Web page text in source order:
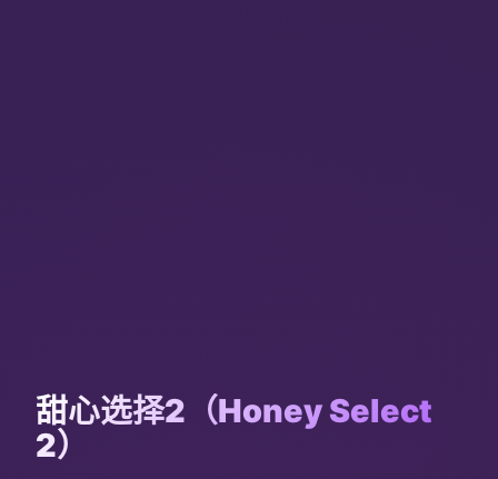
甜心选择2（Honey Select
2）